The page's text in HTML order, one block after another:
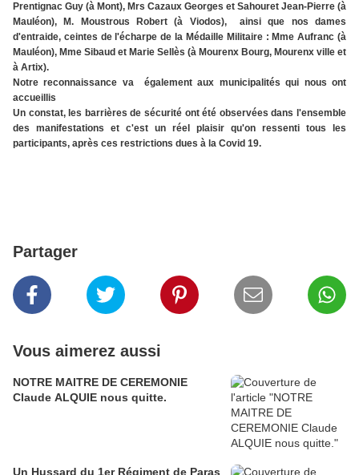
Prentignac Guy (à Mont), Mrs Cazaux Georges et Sahouret Jean-Pierre (à
Mauléon), M. Moustrous Robert (à Viodos), ainsi que nos dames
d'entraide, ceintes de l'écharpe de la Médaille Militaire : Mme Aufranc (à
Mauléon), Mme Sibaud et Marie Sellès (à Mourenx Bourg, Mourenx ville et
à Artix).
Notre reconnaissance va également aux municipalités qui nous ont
accueillis
Un constat, les barrières de sécurité ont été observées dans l'ensemble
des manifestations et c'est un réel plaisir qu'on ressenti tous les
participants, après ces restrictions dues à la Covid 19.
Partager
Vous aimerez aussi
NOTRE MAITRE DE CEREMONIE
Claude ALQUIE nous quitte.
Un Hussard du 1er Régiment de Paras